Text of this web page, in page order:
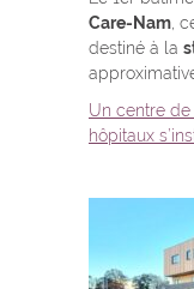
Care-Nam ,
destiné à la
Un centre
hôpitaux